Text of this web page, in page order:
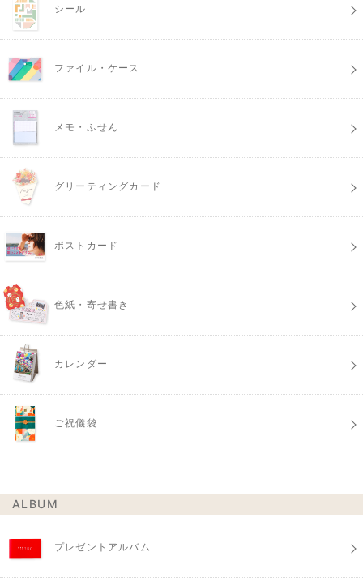
シール
ファイル・ケース
メモ・ふせん
グリーティングカード
ポストカード
色紙・寄せ書き
カレンダー
ご祝儀袋
ALBUM
プレゼントアルバム